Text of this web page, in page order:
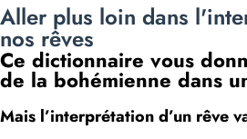
Aller plus loin dans
nos rêves
Ce dictionnaire vous
de la bohémienne dans
Mais l’interprétation d’un rêve